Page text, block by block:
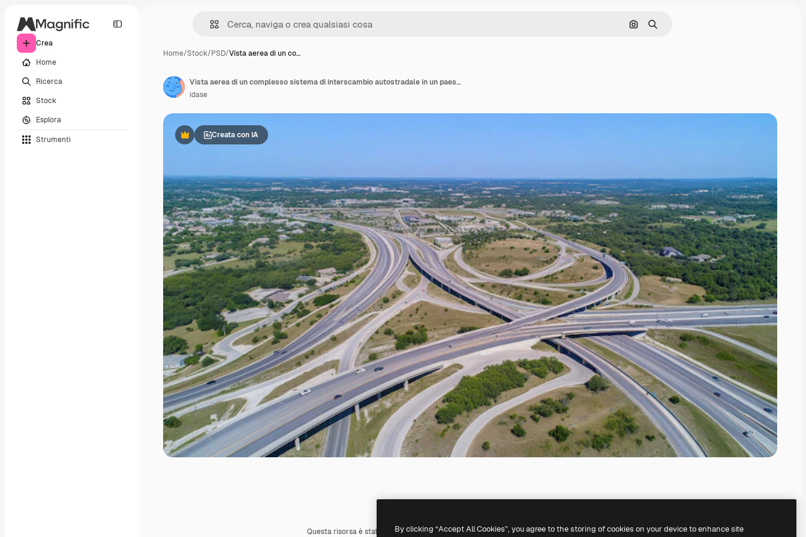
Crea
Home
Ricerca
Stock
Esplora
Strumenti
Cerca per immagine
Ricerca
Home/Stock/PSD/Vista aerea di un co…
PremiumCreata con IA
Questa risorsa è stata generata con l' IA. Creane una tua utilizzando il generatore di immagini IA.
Vista aerea di un complesso sistema di interscambio autostradale in un paesaggio suburbano
idase
By clicking “Accept All Cookies”, you agree to the storing of cookies on your device to enhance site